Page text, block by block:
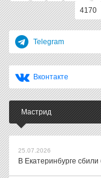
4170
Telegram
Вконтакте
Мастрид
25.07.2026
В Екатеринбурге